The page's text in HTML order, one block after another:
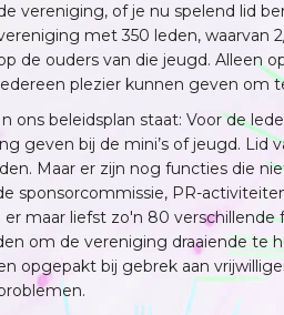
vereniging, of je nu spelend lid
met 350 leden, waarvan
de ouders van die jeugd. Alleen
plezier kunnen geven om
In ons beleidsplan staat: Voor de
geven bij de mini’s of jeugd.
Maar er zijn nog functies die
sponsorcommissie, PR-
maar liefst zo'n 80
om de vereniging draaiende te
opgepakt bij gebrek aan